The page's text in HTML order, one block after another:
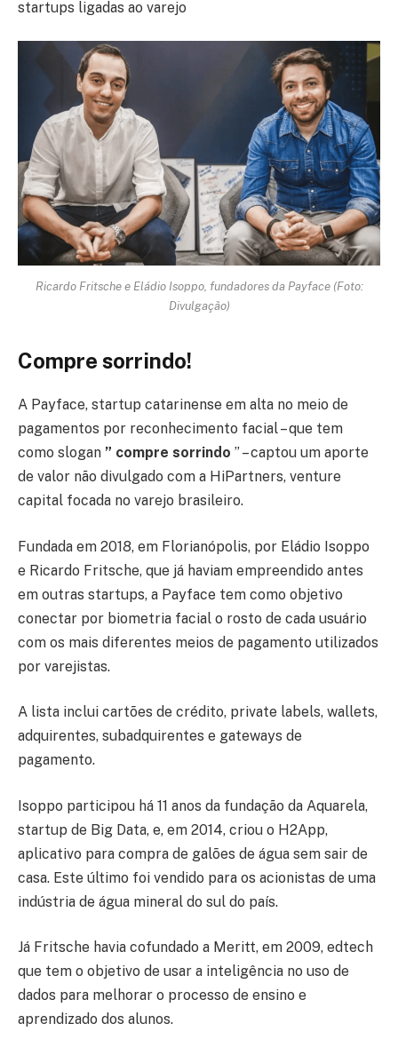
startups ligadas ao varejo
Ricardo Fritsche e Eládio Isoppo, fundadores da Payface (Foto:
Divulgação)
Compre sorrindo!
A Payface, startup catarinense em alta no meio de
pagamentos por reconhecimento facial – que tem
como slogan ” compre sorrindo ” – captou um aporte
de valor não divulgado com a HiPartners, venture
capital focada no varejo brasileiro.
Fundada em 2018, em Florianópolis, por Eládio Isoppo
e Ricardo Fritsche, que já haviam empreendido antes
em outras startups, a Payface tem como objetivo
conectar por biometria facial o rosto de cada usuário
com os mais diferentes meios de pagamento utilizados
por varejistas.
A lista inclui cartões de crédito, private labels, wallets,
adquirentes, subadquirentes e gateways de
pagamento.
Isoppo participou há 11 anos da fundação da Aquarela,
startup de Big Data, e, em 2014, criou o H2App,
aplicativo para compra de galões de água sem sair de
casa. Este último foi vendido para os acionistas de uma
indústria de água mineral do sul do país.
Já Fritsche havia cofundado a Meritt, em 2009, edtech
que tem o objetivo de usar a inteligência no uso de
dados para melhorar o processo de ensino e
aprendizado dos alunos.